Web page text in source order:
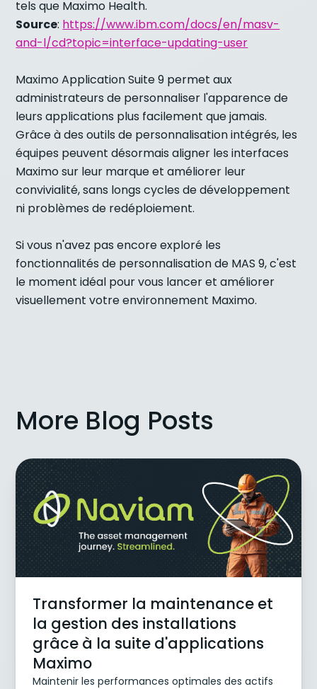
tels que Maximo Health.
Source: https://www.ibm.com/docs/en/masv-
and-l/cd?topic=interface-updating-user
Maximo Application Suite 9 permet aux
administrateurs de personnaliser l'apparence de
leurs applications plus facilement que jamais.
Grâce à des outils de personnalisation intégrés, les
équipes peuvent désormais aligner les interfaces
Maximo sur leur marque et améliorer leur
convivialité, sans longs cycles de développement
ni problèmes de redéploiement.
Si vous n'avez pas encore exploré les
fonctionnalités de personnalisation de MAS 9, c'est
le moment idéal pour vous lancer et améliorer
visuellement votre environnement Maximo.
More Blog Posts
Transformer la maintenance et
la gestion des installations
grâce à la suite d'applications
Maximo
Maintenir les performances optimales des actifs